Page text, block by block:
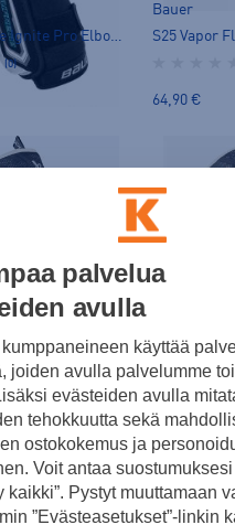
S26 Supreme Ignite Pro Elbow Pad-Int - kyynärsuoja
(0)
Bauer
64,90 €
S25 Vapor Fly40-le Elbow Pad-INT - kyynärsuoja
(0)
79,90 €
palvelua
avulla
kumppaneineen käyttää
joiden avulla palvelumme
evästeiden avulla
tehokkuutta sekä
ostokokemus ja
Voit antaa
kaikki”. Pystyt muuttamaan
”Evästeasetukset”-linkin